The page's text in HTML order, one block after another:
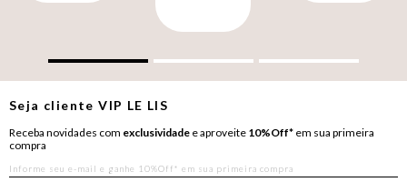
Seja clienteVIP LE LIS
Receba novidades com exclusividade e aproveite 10%Off* em sua primeira
compra